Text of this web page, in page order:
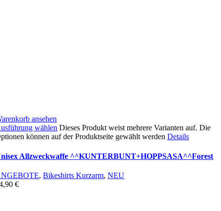
ansehen
wählen Dieses Produkt weist mehrere Varianten auf. Die
können auf der Produktseite gewählt werdenDetails
Allzweckwaffe ^^KUNTERBUNT+HOPPSASA^^Forest
,Bikeshirts Kurzarm,NEU
€